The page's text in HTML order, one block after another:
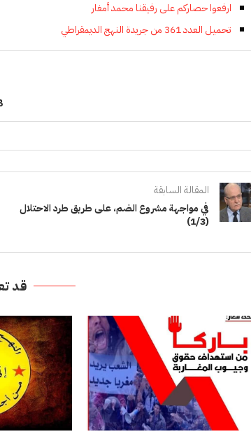
ارفعوا حصاركم على رفيقنا محمد أمغار
تحميل العدد 361 من جريدة النهج الديمقراطي
المقالة السابقة
في مواجهة مشروع الضم، على طريق طرد الاحتلال
(1/3)
قد